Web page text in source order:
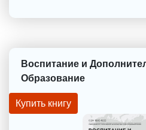
Воспитание и
Образование
Купить книгу